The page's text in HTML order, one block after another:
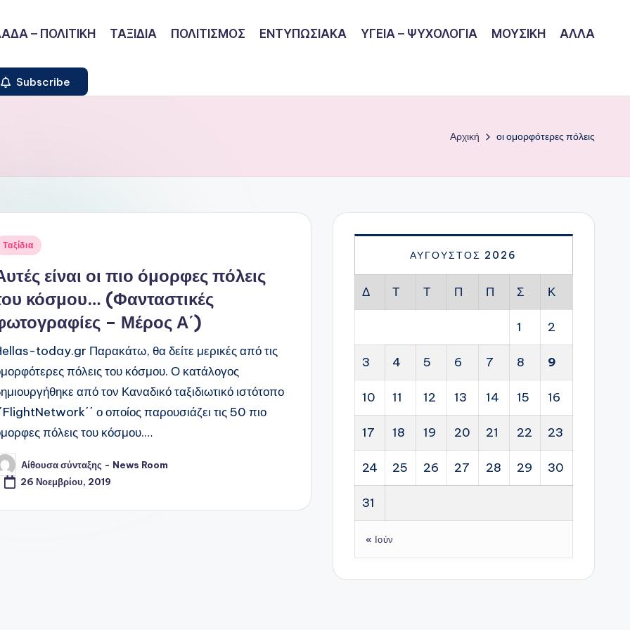
– ΠΟΛΙΤΙΚΗ ΤΑΞΙΔΙΑ ΠΟΛΙΤΙΣΜΟΣ ΕΝΤΥΠΩΣΙΑΚΑ ΥΓΕΙΑ – ΨΥΧΟΛΟΓΙΑ ΜΟΥΣΙΚΗ ΑΛΛΑ
Subscribe
Αρχική οι ομορφότερες πόλεις
Ταξίδια
είναι οι πιο όμορφες πόλεις
κόσμου… (Φανταστικές
– Μέρος Α΄)
today.gr Παρακάτω, θα δείτε μερικές από τις
πόλεις του κόσμου. Ο κατάλογος
από τον Καναδικό ταξιδιωτικό ιστότοπο
ο οποίος παρουσιάζει τις 50 πιο
πόλεις του κόσμου.…
Αίθουσα σύνταξης - News Room
26 Νοεμβρίου, 2019
ΑΎΓΟΥΣΤΟΣ 2026
Δ Τ Τ Π Π Σ Κ
1 2
3 4 5 6 7 8 9
10 11 12 13 14 15 16
17 18 19 20 21 22 23
24 25 26 27 28 29 30
31
« Ιούν